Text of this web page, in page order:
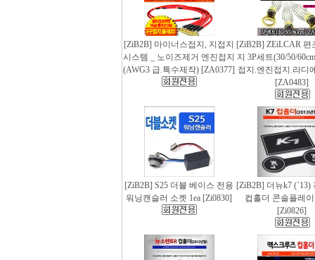
[ZiB2B] 마이너스접지, 지접지
시스템 _ 노이즈제거 엔진접지
(AWG3 급.특수제작) [ZA0377]
[ZiB2B] ZEiLCAR 편
지 3P세트(30/50/
접지.엔진접지.라디
[ZA0483]
[ZiB2B] S25 더블 베이스 전용
워닝캔슬러 소켓 1ea [Zi0830]
[ZiB2B] 더뉴k7 (`13)
컵홀더 콘솔플레
[Zi0826]